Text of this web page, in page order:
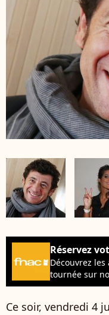
Réservez
Découvrez
tournée sur
Ce soir, vendredi 4